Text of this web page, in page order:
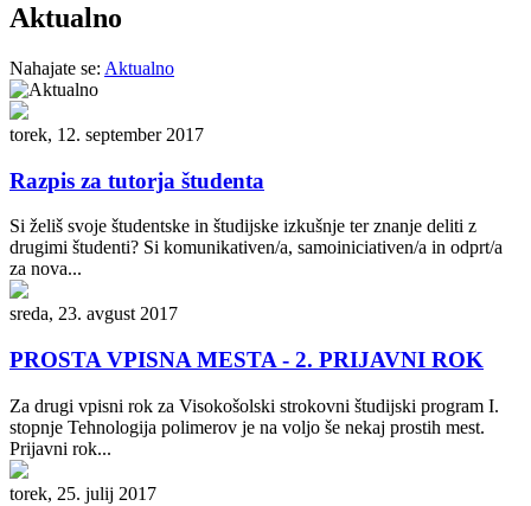
Aktualno
Nahajate se: Aktualno
torek, 12. september 2017
Razpis za tutorja študenta
Si želiš svoje študentske in študijske izkušnje ter znanje deliti z
drugimi študenti? Si komunikativen/a, samoiniciativen/a in odprt/a
za nova...
sreda, 23. avgust 2017
PROSTA VPISNA MESTA - 2. PRIJAVNI ROK
Za drugi vpisni rok za Visokošolski strokovni študijski program I.
stopnje Tehnologija polimerov je na voljo še nekaj prostih mest.
Prijavni rok...
torek, 25. julij 2017